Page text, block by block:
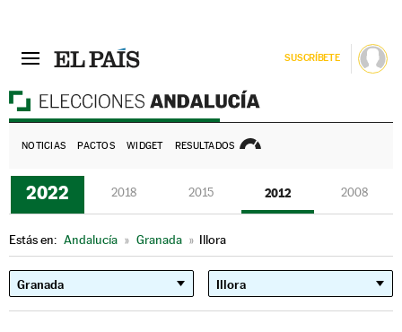
SUSCRÍBETE
NOTICIAS PACTOS WIDGET RESULTADOS
2022 2018 2015 2012 2008
Estás en: Andalucía » Granada » Illora